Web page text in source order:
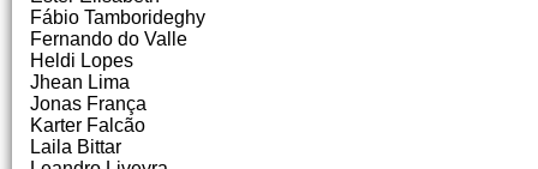
Fábio Tamborideghy
Fernando do Valle
Heldi Lopes
Jhean Lima
Jonas França
Karter Falcão
Laila Bittar